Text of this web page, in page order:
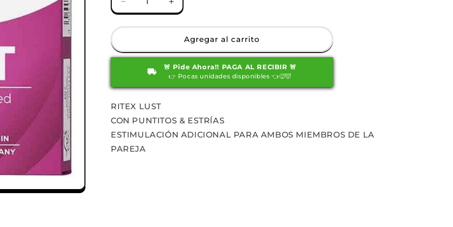
Reducir
cantidad
para
Ritex
Lust
Aumentar
cantidad
para
Condones
Ritex
Lust
x3
Agregar al carrito
🚨 Pide Ahora!! PAGA AL RECIBIR 🚨
👉 Pocas unidades disponibles 👈🥵😈
RITEX LUST
CON PUNTITOS & ESTRÍAS
ESTIMULACIÓN ADICIONAL PARA AMBOS MIEMBROS DE LA
PAREJA